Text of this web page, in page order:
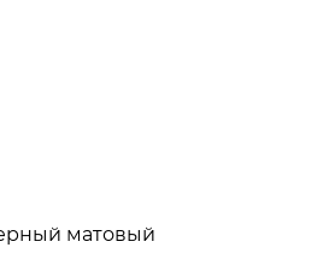
матовый